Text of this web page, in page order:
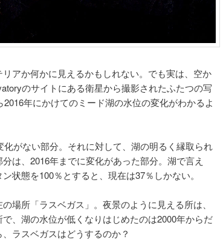
アか何かに見えるかもしれない。でも実は、空か
のサイトにある衛星から撮影されたふたつの写
年にかけてのミード湖の水位の変化がわかるよ
がない部分。それに対して、湖の明るく縁取られ
は、2016年までに変化があった部分。湖で言え
状態を100％とすると、現在は37％しかない。
場所「ラスベガス」。夜景のように見える所は、
、湖の水位が低くなりはじめたのは2000年からだ
ラスベガスはどうするのか？